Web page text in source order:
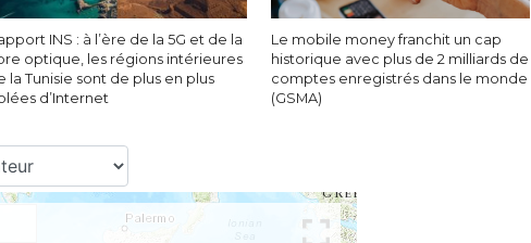
INS : à l’ère de la 5G et de la
optique, les régions intérieures
la Tunisie sont de plus en plus
d’Internet
Le mobile money franchit un cap
historique avec plus de 2 milliards de
comptes enregistrés dans le monde
(GSMA)